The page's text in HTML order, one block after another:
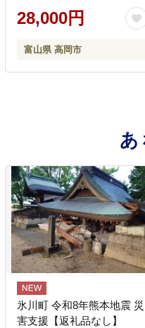
アルミニウム 日本製 調理
器具 キッチン用品 日用品
な品質 目盛付 握りやすい
耐蝕性 アマイト加工 FAD-
28,000円
富山県 高岡市
氷川町 令和8年熊本地震 災
害支援【返礼品なし】